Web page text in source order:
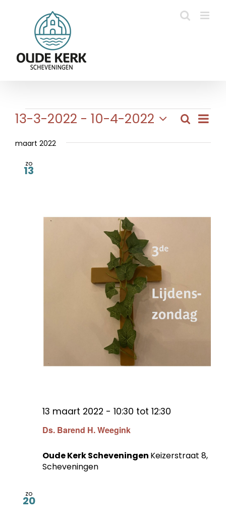
Evenementen Zoeken
Lijst
13-3-2022 - 10-4-2022
een
datum.
maart 2022
zo
13
Ds. Barend H. Weegink
13 maart 2022 - 10:30 tot 12:30
Oude Kerk Scheveningen Keizerstraat 8,
Scheveningen
zo
20